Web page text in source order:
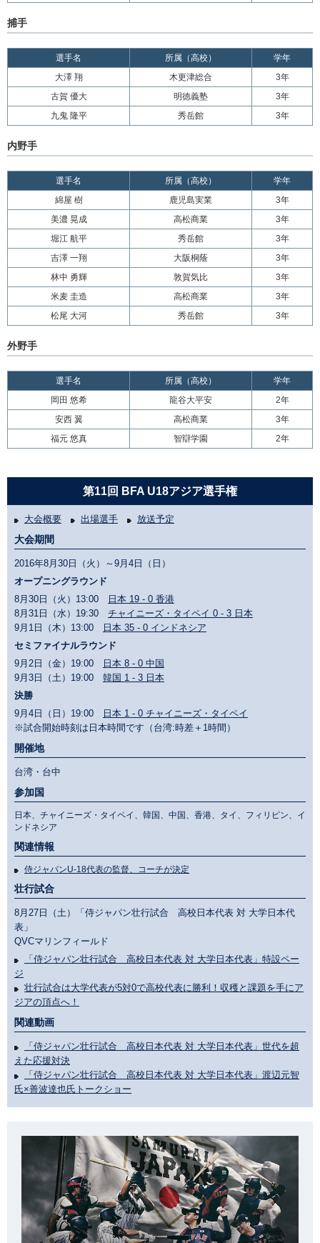
捕手
選手名 所属（高校）
学年
大澤 翔
木更津総合
3年
古賀 優大
明徳義塾
3年
九鬼 隆平
秀岳館 3年
内野手
選手名 所属（高校）
学年
綿屋 樹
鹿児島実業
3年
美濃 晃成
高松商業
3年
堀江 航平
秀岳館
3年
吉澤 一翔
大阪桐蔭
3年
林中 勇輝
敦賀気比
3年
米麦 圭造
高松商業
3年
松尾 大河
秀岳館 3年
外野手
選手名 所属（高校）
学年
岡田 悠希
龍谷大平安
2年
安西 翼
高松商業
3年
福元 悠真
智辯学園 2年
第11回 BFA U18アジア選手権
大会概要 出場選手 放送予定
大会期間
2016年8月30日（火）～9月4日（日）
オープニングラウンド
8月30日（火）13:00
日本 19 - 0 香港
8月31日（水）19:30 チャイニーズ・タイペイ 0 - 3 日本
9月1日（木）13:00
日本 35 - 0 インドネシア
セミファイナルラウンド
9月2日（金）19:00
日本 8 - 0 中国
9月3日（土）19:00 韓国 1 - 3 日本
決勝
9月4日（日）19:00
日本 1 - 0 チャイニーズ・タイペイ
※試合開始時刻は日本時間です（台湾:時差＋1時間）
開催地
台湾・台中
参加国
日本、チャイニーズ・タイペイ、韓国、中国、香港、タイ、フィリピン、イ
ンドネシア
関連情報
侍ジャパンU-18代表の監督、コーチが決定
壮行試合
8月27日（土）「侍ジャパン壮行試合 高校日本代表 対 大学日本代
表」
QVCマリンフィールド
「侍ジャパン壮行試合 高校日本代表 対 大学日本代表」特設ペー
ジ
壮行試合は大学代表が5対0で高校代表に勝利！収穫と課題を手にア
ジアの頂点へ！
関連動画
「侍ジャパン壮行試合 高校日本代表 対 大学日本代表」世代を超
えた応援対決
「侍ジャパン壮行試合 高校日本代表 対 大学日本代表」渡辺元智
氏×善波達也氏トークショー